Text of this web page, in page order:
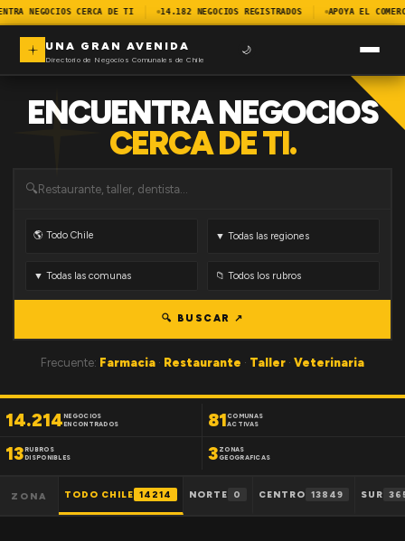
NEGOCIOS CERCA DE TI 14.182 NEGOCIOS REGISTRADOS APOYA EL
UNA GRAN AVENIDA
Directorio de Negocios Comunales de Chile
🌙
ENCUENTRA NEGOCIOS
CERCA DE TI.
🔍
🔍 BUSCAR ↗
Frecuente: Farmacia · Restaurante · Taller · Veterinaria
14.214NEGOCIOS
ENCONTRADOS
81 COMUNAS
ACTIVAS
13RUBROS
DISPONIBLES
3 ZONAS
GEOGRAFICAS
ZONA TODO CHILE 14214 NORTE 0 CENTRO 13849 SUR